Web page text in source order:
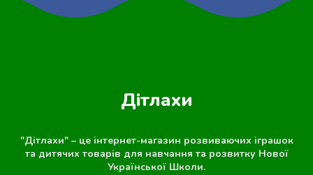
Дітлахи
"Дітлахи" – це інтернет-магазин розвиваючих іграшок
та дитячих товарів для навчання та розвитку Нової
Української Школи.